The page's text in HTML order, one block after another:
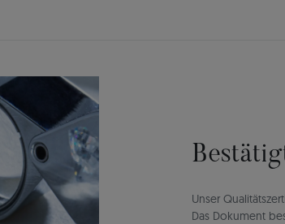
Unser
Das Dokument